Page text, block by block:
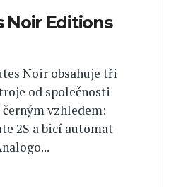
Noir Editions
Noir obsahuje tři
od společnosti
vzhledem:
2S a bicí automat